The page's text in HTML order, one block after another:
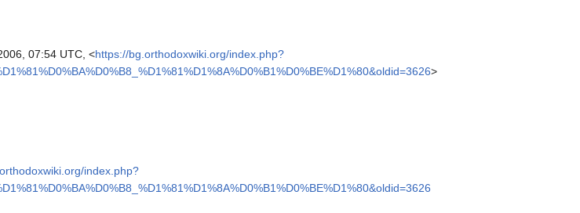
07:54 UTC, <https://bg.orthodoxwiki.org/index.php?
>
index.php?